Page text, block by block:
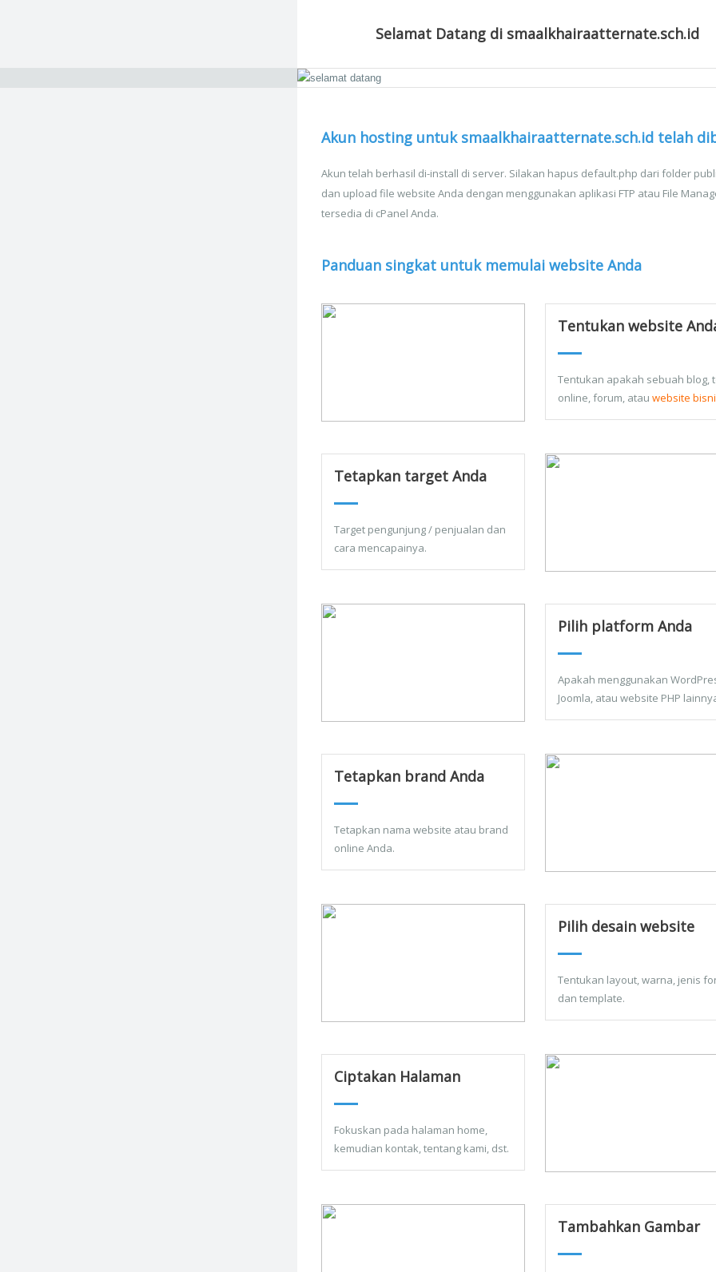
Selamat Datang di smaalkhairaatternate.sch.id
Akun hosting untuk smaalkhairaatternate.sch.id telah
Akun telah berhasil di-install di server. Silakan hapus default.php dari folder
dan upload file website Anda dengan menggunakan aplikasi FTP atau File
tersedia di cPanel Anda.
Panduan singkat untuk memulai website Anda
Tentukan website
Tentukan apakah sebuah blog,
online, forum, atau website
Tetapkan target Anda
Target pengunjung / penjualan dan
cara mencapainya.
Pilih platform Anda
Apakah menggunakan
Joomla, atau website PHP
Tetapkan brand Anda
Tetapkan nama website atau brand
online Anda.
Pilih desain website
Tentukan layout, warna, jenis
dan template.
Ciptakan Halaman
Fokuskan pada halaman home,
kemudian kontak, tentang kami, dst.
Tambahkan Gambar